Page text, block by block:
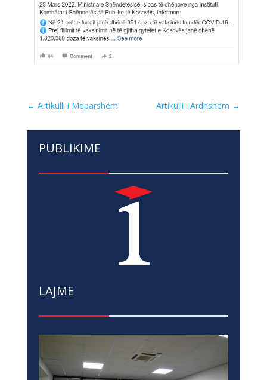
← Artikulli i Mëparshëm Artikulli i Ardhshëm →
PUBLIKIME
LAJME